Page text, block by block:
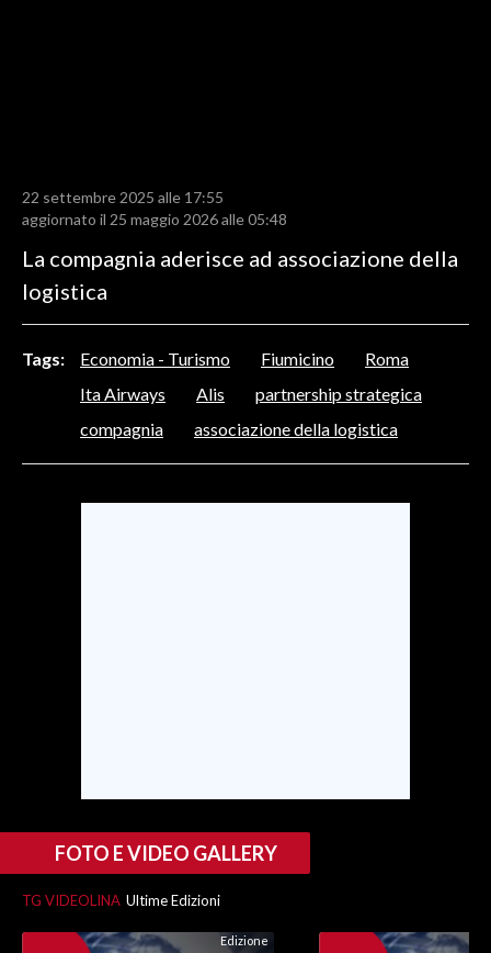
RISULTATI E CLASSIFICHE
CALCIO REGIONALE
BASKET
MOTORI
ALTRI SPORT
#CARAUNIONE
22 settembre 2025 alle 17:55
aggiornato il 25 maggio 2026 alle 05:48
La compagnia aderisce ad associazione della
logistica
Tags: Economia - Turismo Fiumicino
Roma
Ita Airways
Alis
partnership strategica
compagnia
associazione della logistica
FOTO E VIDEO GALLERY
TG VIDEOLINA Ultime Edizioni
Edizione